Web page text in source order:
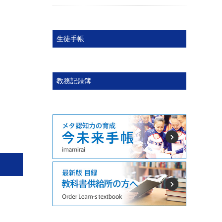
生徒手帳
教務記録簿